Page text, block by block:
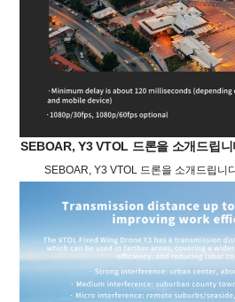
SEBOAR, Y3 VTOL 드론을 소개드립
SEBOAR, Y3 VTOL 드론을 소개드립니